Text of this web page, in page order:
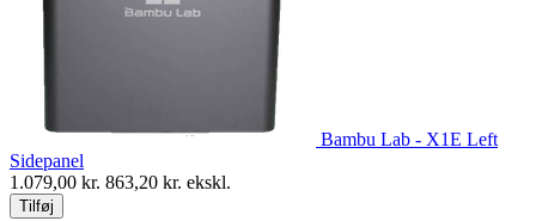
Bambu Lab - X1E Left
Sidepanel
1.079,00 kr. 863,20 kr. ekskl.
Tilføj